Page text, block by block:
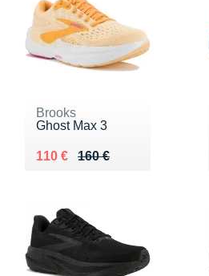
Brooks
Ghost Max 3
160 €
Au lieu de 160 €
110 €
Vendu 110 €